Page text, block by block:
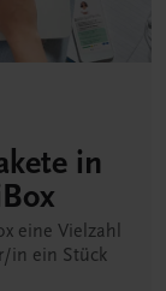
in
eine Vielzahl
in ein Stück